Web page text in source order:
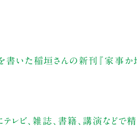
を書いた稲垣さんの新刊『家事
レビ、雑誌、書籍、講演などで